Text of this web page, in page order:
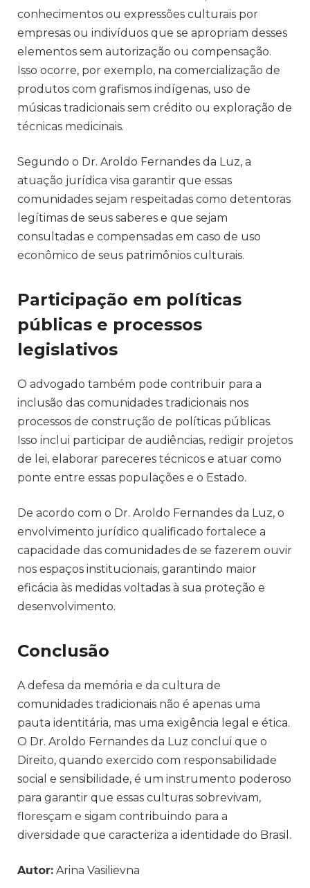
conhecimentos ou expressões culturais por
empresas ou indivíduos que se apropriam desses
elementos sem autorização ou compensação.
Isso ocorre, por exemplo, na comercialização de
produtos com grafismos indígenas, uso de
músicas tradicionais sem crédito ou exploração de
técnicas medicinais.
Segundo o Dr. Aroldo Fernandes da Luz, a
atuação jurídica visa garantir que essas
comunidades sejam respeitadas como detentoras
legítimas de seus saberes e que sejam
consultadas e compensadas em caso de uso
econômico de seus patrimônios culturais.
Participação em políticas
públicas e processos
legislativos
O advogado também pode contribuir para a
inclusão das comunidades tradicionais nos
processos de construção de políticas públicas.
Isso inclui participar de audiências, redigir projetos
de lei, elaborar pareceres técnicos e atuar como
ponte entre essas populações e o Estado.
De acordo com o Dr. Aroldo Fernandes da Luz, o
envolvimento jurídico qualificado fortalece a
capacidade das comunidades de se fazerem ouvir
nos espaços institucionais, garantindo maior
eficácia às medidas voltadas à sua proteção e
desenvolvimento.
Conclusão
A defesa da memória e da cultura de
comunidades tradicionais não é apenas uma
pauta identitária, mas uma exigência legal e ética.
O Dr. Aroldo Fernandes da Luz conclui que o
Direito, quando exercido com responsabilidade
social e sensibilidade, é um instrumento poderoso
para garantir que essas culturas sobrevivam,
floresçam e sigam contribuindo para a
diversidade que caracteriza a identidade do Brasil.
Autor: Arina Vasilievna